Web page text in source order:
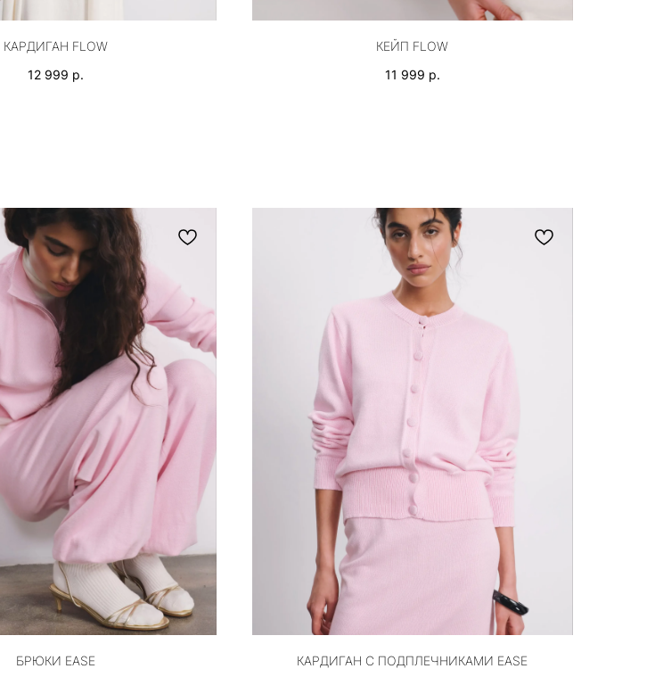
КАРДИГАН FLOW
12 999 р.
КЕЙП FLOW
11 999 р.
БРЮКИ EASE КАРДИГАН С ПОДПЛЕЧНИКАМИ EASE